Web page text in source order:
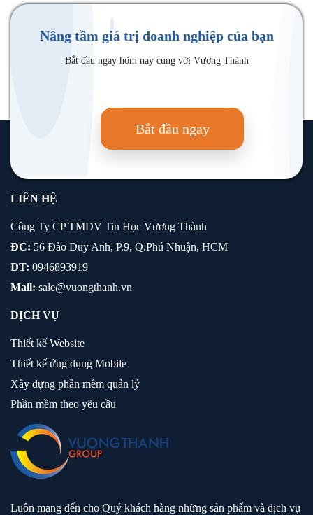
Nâng tầm giá trị doanh nghiệp của bạn
Bắt đầu ngay hôm nay cùng với Vương Thành
Bắt đầu ngay
LIÊN HỆ
Công Ty CP TMDV Tin Học Vương Thành
ĐC: 56 Đào Duy Anh, P.9, Q.Phú Nhuận, HCM
ĐT: 0946893919
Mail: sale@vuongthanh.vn
DỊCH VỤ
Thiết kế Website
Thiết kế ứng dụng Mobile
Xây dựng phần mềm quản lý
Phần mềm theo yêu cầu
Luôn mang đến cho Quý khách hàng những sản phẩm và dịch vụ